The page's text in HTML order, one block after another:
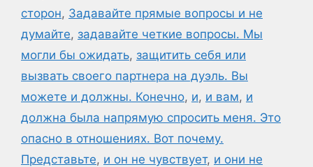
сторон, Задавайте прямые вопросы и не
думайте, задавайте четкие вопросы. Мы
могли бы ожидать, защитить себя или
вызвать своего партнера на дуэль. Вы
можете и должны. Конечно, и, и вам, и
должна была напрямую спросить меня. Это
опасно в отношениях. Вот почему.
Представьте, и он не чувствует, и они не